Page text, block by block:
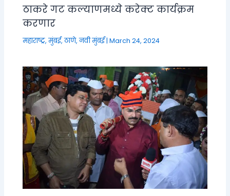
ठाकरे गट कल्याणमध्ये करेक्ट कार्यक्रम
करणार
महाराष्ट्र,मुंबई, ठाणे, नवी मुंबई|March 24, 2024